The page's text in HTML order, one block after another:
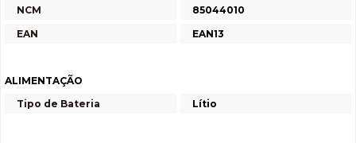
NCM
85044010
EAN
EAN13
ALIMENTAÇÃO
Tipo de Bateria
Lítio